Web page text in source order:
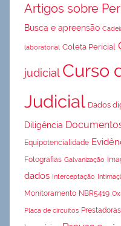
Artigos sobre
Busca e apreensão
laboratorial Coleta Pericial
judicial Curso
Judicial Dados
Diligência
Equipotencialidade
Fotografias Galvanização
dados Interceptação
Monitoramento NBR5419
Placa de circuitos